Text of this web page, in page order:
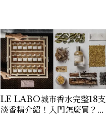
LE LABO城市香水完整18支
淡香精介紹！入門怎麼買？東